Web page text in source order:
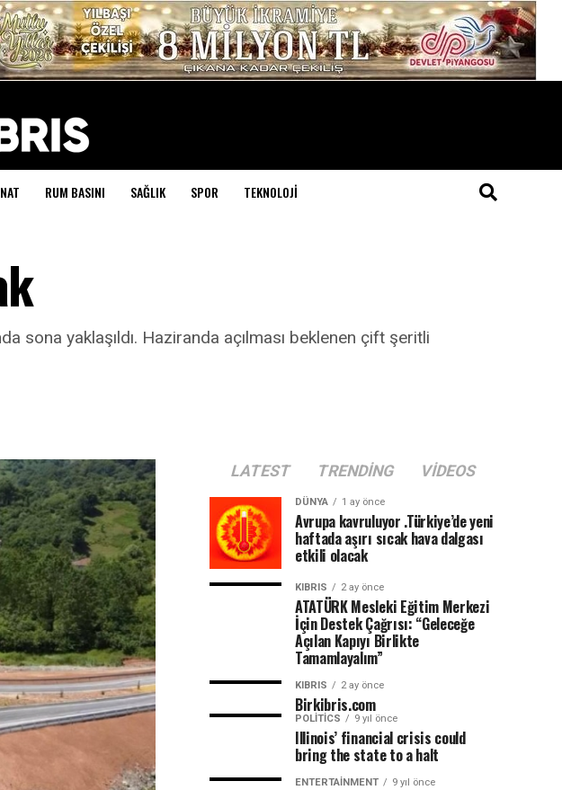
RUM BASINI SAĞLIK SPOR TEKNOLOJI
sona yaklaşıldı. Haziranda açılması beklenen çift şeritli
LATEST TRENDING VIDEOS
DÜNYA 1 ay önce
Avrupa kavruluyor .Türkiye’de yeni
haftada aşırı sıcak hava dalgası
etkili olacak
KIBRIS 2 ay önce
ATATÜRK Mesleki Eğitim Merkezi
İçin Destek Çağrısı: “Geleceğe
Açılan Kapıyı Birlikte
Tamamlayalım”
KIBRIS 2 ay önce
Birkibris.com
POLITICS 9 yıl önce
Illinois’ financial crisis could
bring the state to a halt
ENTERTAINMENT 9 yıl önce